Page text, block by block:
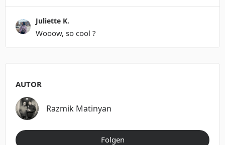
Juliette K.
Wooow, so cool ?
AUTOR
Razmik Matinyan
Folgen